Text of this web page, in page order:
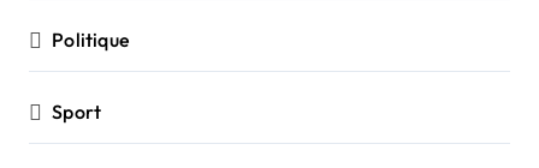
Politique
Sport